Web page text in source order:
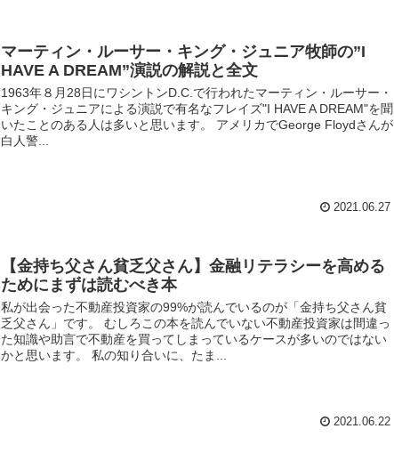
マーティン・ルーサー・キング・ジュニア牧師の”I
HAVE A DREAM”演説の解説と全文
1963年８月28日にワシントンD.C.で行われたマーティン・ルーサー・
キング・ジュニアによる演説で有名なフレイズ"I HAVE A DREAM"を聞
いたことのある人は多いと思います。 アメリカでGeorge Floydさんが
白人警...
2021.06.27
【金持ち父さん貧乏父さん】金融リテラシーを高める
ためにまずは読むべき本
私が出会った不動産投資家の99%が読んでいるのが「金持ち父さん貧
乏父さん」です。 むしろこの本を読んでいない不動産投資家は間違っ
た知識や助言で不動産を買ってしまっているケースが多いのではない
かと思います。 私の知り合いに、たま...
2021.06.22